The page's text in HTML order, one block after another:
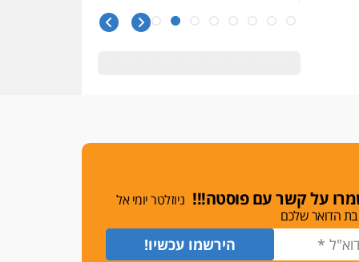
26 שופטים ורשמים נוספים
האופנוע חזר הביתה
עו"ד גיל פרידמן והרפתקאות
אופנוע השטח שלו
על קשר עם פוסטה!!! ניוזלטר יומי אל
הדואר שלכם